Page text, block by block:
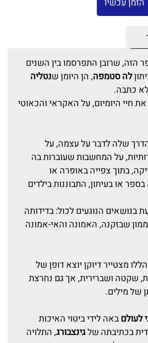
הזמן עכשיו
הזה, שרובן התפרסמו בין השנים
לה סטמפה, הן היומן שנטליה
כתבה.
חיי היומיום, על האקראי והכאוטי
שלה לדבר על עצמה, על
על המחשבות שעוברות בה
בתוך צפייה באופרה או
או בעיתון, התבוננות בילדים
בנושאים הנוגעים לכול: בדידותה
שבזִקנה, האמונה והאי-אמונה
מצטייר דיוקן יוצא דופן של
שקטה ושברירית, אך גם נחרצת
של מילים.
לעולםבאה לידי ביטוי האיכות
בכתיבתה שלגינצבורג, התלויה